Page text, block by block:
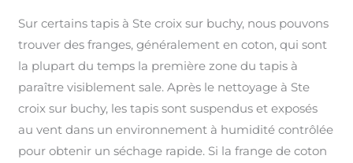
Sur certains tapis à Ste croix sur buchy, nous pouvons
trouver des franges, généralement en coton, qui sont
la plupart du temps la première zone du tapis à
paraître visiblement sale. Après le nettoyage à Ste
croix sur buchy, les tapis sont suspendus et exposés
au vent dans un environnement à humidité contrôlée
pour obtenir un séchage rapide. Si la frange de coton